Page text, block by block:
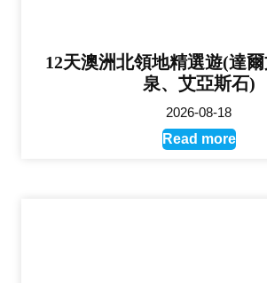
12天澳洲北領地精選遊(達
泉、艾亞斯石)
2026-08-18
Read more